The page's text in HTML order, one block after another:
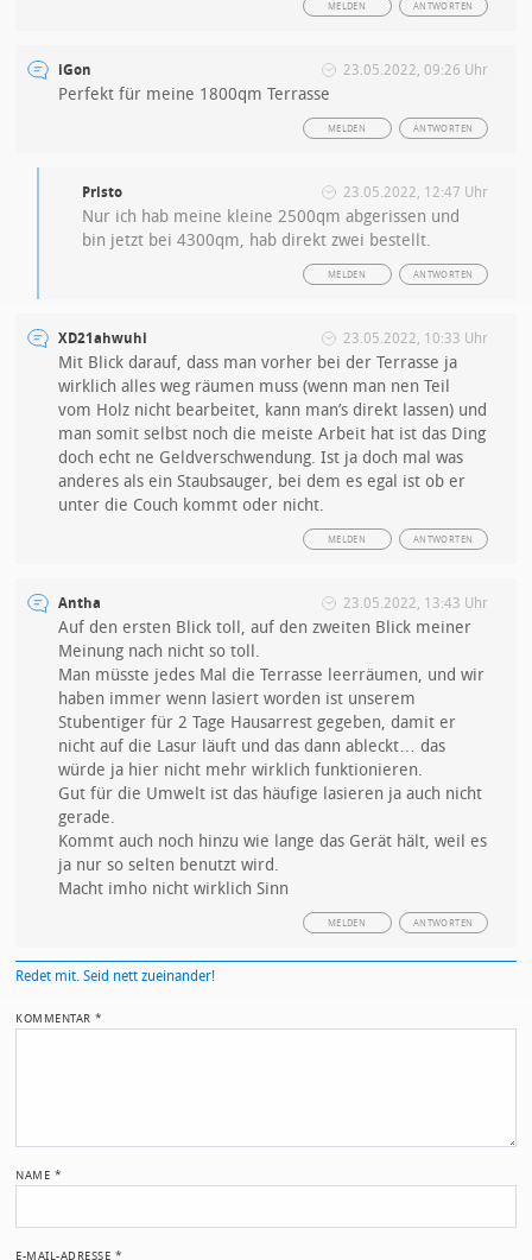
ANTWORTEN
MELDEN
iGon 23.05.2022, 09:26 Uhr
Perfekt für meine 1800qm Terrasse
ANTWORTEN
MELDEN
Pristo 23.05.2022, 12:47 Uhr
Nur ich hab meine kleine 2500qm abgerissen und
bin jetzt bei 4300qm, hab direkt zwei bestellt.
ANTWORTEN
MELDEN
XD21ahwuhi 23.05.2022, 10:33 Uhr
Mit Blick darauf, dass man vorher bei der Terrasse ja
wirklich alles weg räumen muss (wenn man nen Teil
vom Holz nicht bearbeitet, kann man’s direkt lassen) und
man somit selbst noch die meiste Arbeit hat ist das Ding
doch echt ne Geldverschwendung. Ist ja doch mal was
anderes als ein Staubsauger, bei dem es egal ist ob er
unter die Couch kommt oder nicht.
ANTWORTEN
MELDEN
Antha 23.05.2022, 13:43 Uhr
Auf den ersten Blick toll, auf den zweiten Blick meiner
Meinung nach nicht so toll.
Man müsste jedes Mal die Terrasse leerräumen, und wir
haben immer wenn lasiert worden ist unserem
Stubentiger für 2 Tage Hausarrest gegeben, damit er
nicht auf die Lasur läuft und das dann ableckt… das
würde ja hier nicht mehr wirklich funktionieren.
Gut für die Umwelt ist das häufige lasieren ja auch nicht
gerade.
Kommt auch noch hinzu wie lange das Gerät hält, weil es
ja nur so selten benutzt wird.
Macht imho nicht wirklich Sinn
ANTWORTEN
MELDEN
Redet mit. Seid nett zueinander!
KOMMENTAR*
NAME *
E-MAIL-ADRESSE *